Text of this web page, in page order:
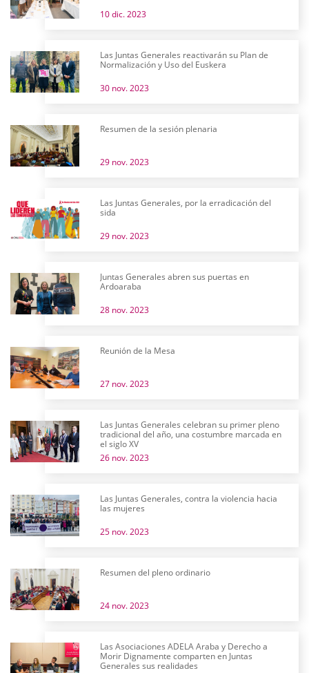
10 dic. 2023
Las Juntas Generales reactivarán su Plan de
Normalización y Uso del Euskera
30 nov. 2023
Resumen de la sesión plenaria
29 nov. 2023
Las Juntas Generales, por la erradicación del
sida
29 nov. 2023
Juntas Generales abren sus puertas en
Ardoaraba
28 nov. 2023
Reunión de la Mesa
27 nov. 2023
Las Juntas Generales celebran su primer pleno
tradicional del año, una costumbre marcada en
el siglo XV
26 nov. 2023
Las Juntas Generales, contra la violencia hacia
las mujeres
25 nov. 2023
Resumen del pleno ordinario
24 nov. 2023
Las Asociaciones ADELA Araba y Derecho a
Morir Dignamente comparten en Juntas
Generales sus realidades